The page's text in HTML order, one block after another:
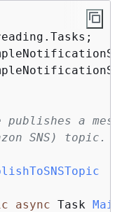
publishes a
SNS) topic.
async Task Main